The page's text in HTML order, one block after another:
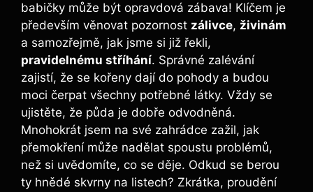
babičky může být opravdová zábava! Klíčem je
především věnovat pozornost zálivce, živinám
a samozřejmě, jak jsme si již řekli,
pravidelnému stříhání. Správné zalévání
zajistí, že se kořeny dají do pohody a budou
moci čerpat všechny potřebné látky. Vždy se
ujistěte, že půda je dobře odvodněná.
Mnohokrát jsem na své zahrádce zažil, jak
přemokření může nadělat spoustu problémů,
než si uvědomíte, co se děje. Odkud se berou
ty hnědé skvrny na listech? Zkrátka, proudění